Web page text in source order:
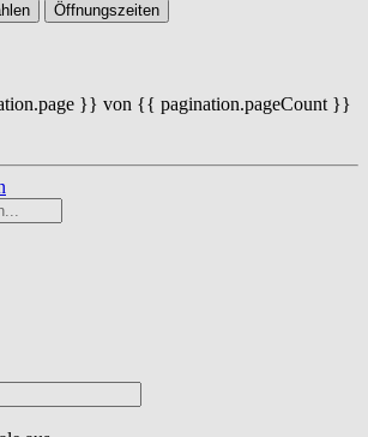
Öffnungszeiten
}} von {{ pagination.pageCount }}